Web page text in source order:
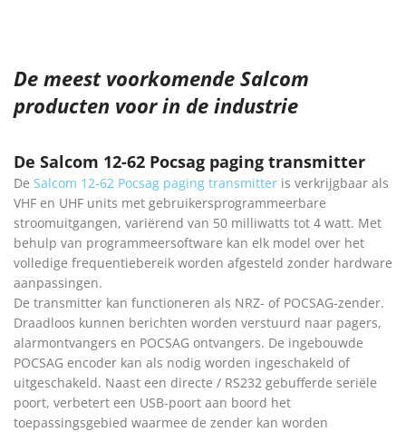
De meest voorkomende Salcom
producten voor in de industrie
De Salcom 12-62 Pocsag paging transmitter
De Salcom 12-62 Pocsag paging transmitter is verkrijgbaar als
VHF en UHF units met gebruikersprogrammeerbare
stroomuitgangen, variërend van 50 milliwatts tot 4 watt. Met
behulp van programmeersoftware kan elk model over het
volledige frequentiebereik worden afgesteld zonder hardware
aanpassingen.
De transmitter kan functioneren als NRZ- of POCSAG-zender.
Draadloos kunnen berichten worden verstuurd naar pagers,
alarmontvangers en POCSAG ontvangers. De ingebouwde
POCSAG encoder kan als nodig worden ingeschakeld of
uitgeschakeld. Naast een directe / RS232 gebufferde seriële
poort, verbetert een USB-poort aan boord het
toepassingsgebied waarmee de zender kan worden